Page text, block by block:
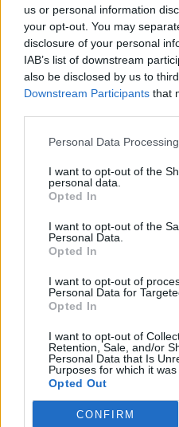
us or personal information
your opt-out. You may
disclosure of your personal
IAB’s list of downstream
also be disclosed by us to
Downstream Participants that
Personal Data
I want to opt-out of the
personal data.
Opted In
I want to opt-out of the
Personal Data.
Opted In
I want to opt-out of
Personal Data for
Opted In
I want to opt-out of
Retention, Sale, and/or
Personal Data that Is
Purposes for which it was
Opted Out
CONFIRM
Afficher la carte